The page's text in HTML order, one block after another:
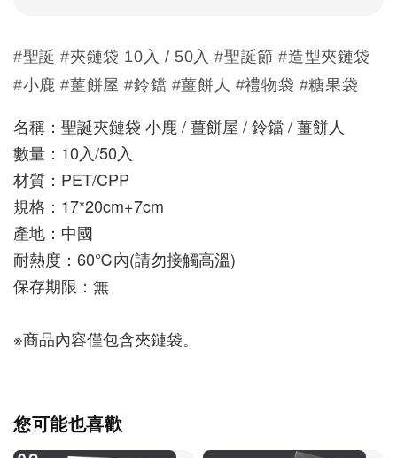
#聖誕 #夾鏈袋 10入 / 50入 #聖誕節 #造型夾鏈袋
#小鹿 #薑餅屋 #鈴鐺 #薑餅人 #禮物袋 #糖果袋
名稱：聖誕夾鏈袋 小鹿 / 薑餅屋 / 鈴鐺 / 薑餅人
數量：10入/50入
材質：PET/CPP
規格：17*20cm+7cm
產地：中國
耐熱度：60℃內(請勿接觸高溫)
保存期限：無
※商品內容僅包含夾鏈袋。
您可能也喜歡